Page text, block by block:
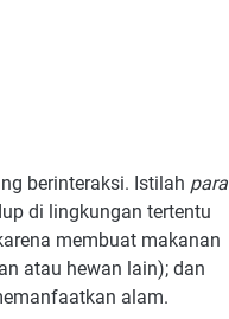
berinteraksi. Istilah para
di lingkungan tertentu
membuat makanan
atau hewan lain); dan
alam.